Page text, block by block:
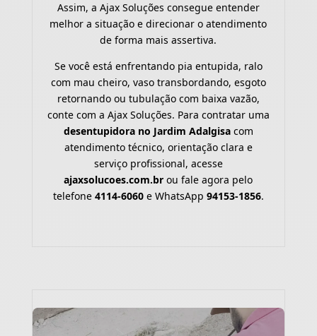
Assim, a Ajax Soluções consegue entender
melhor a situação e direcionar o atendimento
de forma mais assertiva.
Se você está enfrentando pia entupida, ralo
com mau cheiro, vaso transbordando, esgoto
retornando ou tubulação com baixa vazão,
conte com a Ajax Soluções. Para contratar uma
desentupidora no Jardim Adalgisacom
atendimento técnico, orientação clara e
serviço profissional, acesse
ajaxsolucoes.com.br ou fale agora pelo
telefone 4114-6060e WhatsApp 94153-1856.